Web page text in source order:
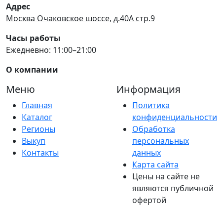
Адрес
Москва Очаковское шоссе, д.40А стр.9
Часы работы
Ежедневно: 11:00–21:00
О компании
Меню
Главная
Каталог
Регионы
Выкуп
Контакты
Информация
Политика
конфиденциальности
Обработка
персональных
данных
Карта сайта
Цены на сайте не
являются публичной
офертой